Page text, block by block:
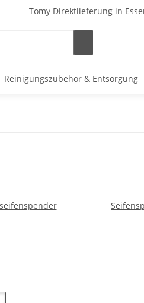
Tomy Direktlieferung in
Reinigungszubehör & Entsorgung